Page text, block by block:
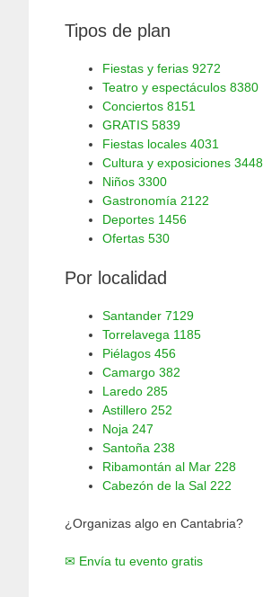
Tipos de plan
Fiestas y ferias 9272
Teatro y espectáculos 8380
Conciertos 8151
GRATIS 5839
Fiestas locales 4031
Cultura y exposiciones 3448
Niños 3300
Gastronomía 2122
Deportes 1456
Ofertas 530
Por localidad
Santander 7129
Torrelavega 1185
Piélagos 456
Camargo 382
Laredo 285
Astillero 252
Noja 247
Santoña 238
Ribamontán al Mar 228
Cabezón de la Sal 222
¿Organizas algo en Cantabria?
✉ Envía tu evento gratis